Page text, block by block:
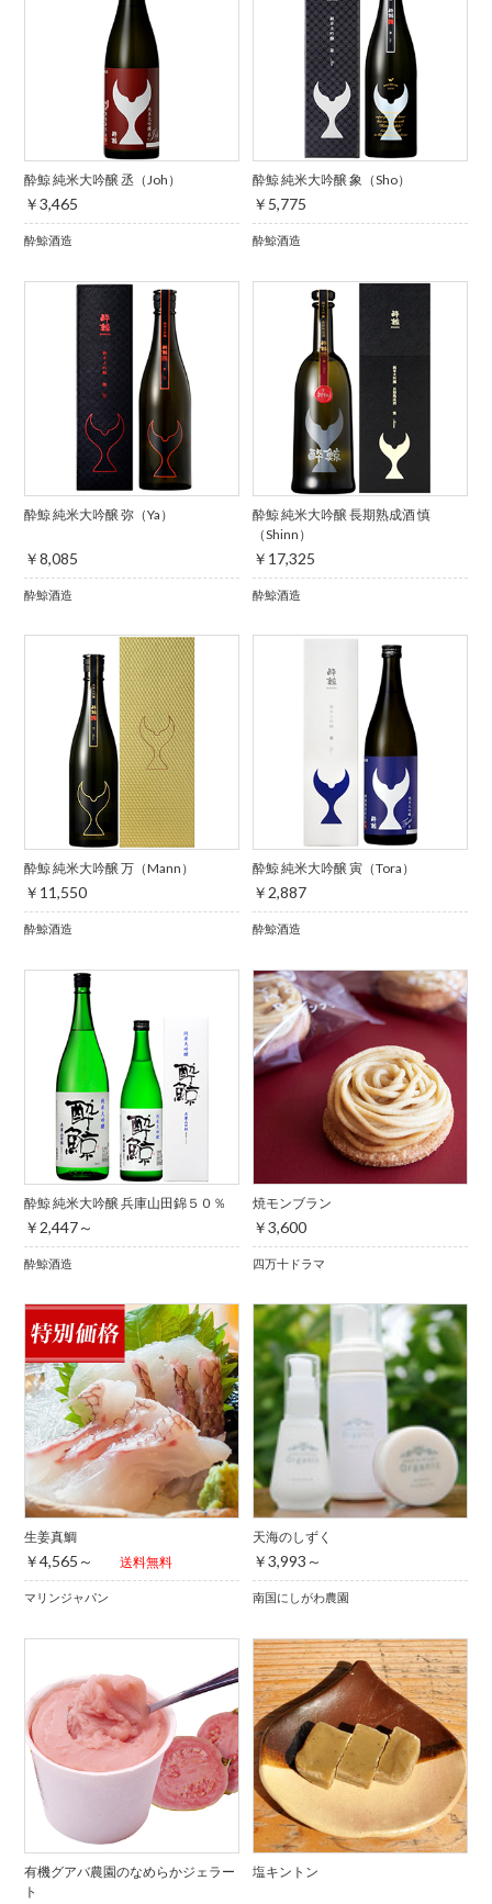
酔鯨 純米大吟醸 丞（Joh）
￥3,465
酔鯨酒造
酔鯨 純米大吟醸 象（Sho）
￥5,775
酔鯨酒造
酔鯨 純米大吟醸 弥（Ya）
￥8,085
酔鯨酒造
酔鯨 純米大吟醸 長期熟成酒 慎
（Shinn）
￥17,325
酔鯨酒造
酔鯨 純米大吟醸 万（Mann）
￥11,550
酔鯨酒造
酔鯨 純米大吟醸 寅（Tora）
￥2,887
酔鯨酒造
酔鯨 純米大吟醸 兵庫山田錦５０％
￥2,447～
酔鯨酒造
焼モンブラン
￥3,600
四万十ドラマ
生姜真鯛
￥4,565～ 送料無料
マリンジャパン
天海のしずく
￥3,993～
南国にしがわ農園
有機グアバ農園のなめらかジェラー
ト
塩キントン